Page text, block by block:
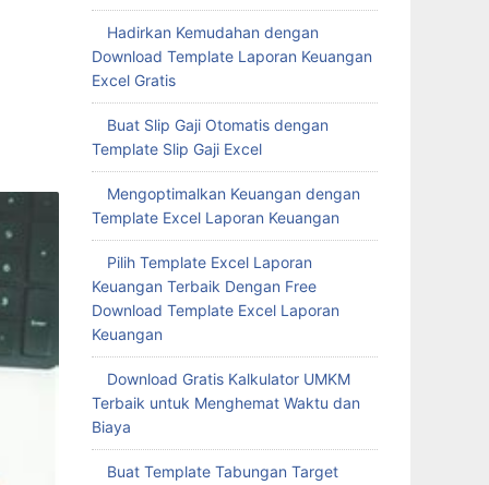
Hadirkan Kemudahan dengan
Download Template Laporan Keuangan
Excel Gratis
Buat Slip Gaji Otomatis dengan
Template Slip Gaji Excel
Mengoptimalkan Keuangan dengan
Template Excel Laporan Keuangan
Pilih Template Excel Laporan
Keuangan Terbaik Dengan Free
Download Template Excel Laporan
Keuangan
Download Gratis Kalkulator UMKM
Terbaik untuk Menghemat Waktu dan
Biaya
Buat Template Tabungan Target